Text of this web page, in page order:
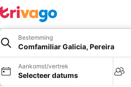
Bestemming
Comfamiliar Galicia, Pereira
Aankomst/vertrek
Selecteer datums